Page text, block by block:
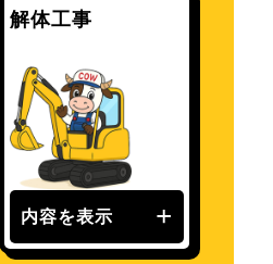
解体工事
内容を表示